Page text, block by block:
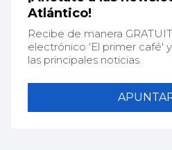
Atlántico!
Recibe de manera
electrónico 'El primer café'
las principales noticias.